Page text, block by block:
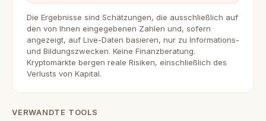
Die Ergebnisse sind Schätzungen, die ausschließlich auf
den von Ihnen eingegebenen Zahlen und, sofern
angezeigt, auf Live-Daten basieren, nur zu Informations-
und Bildungszwecken. Keine Finanzberatung.
Kryptomärkte bergen reale Risiken, einschließlich des
Verlusts von Kapital.
VERWANDTE TOOLS